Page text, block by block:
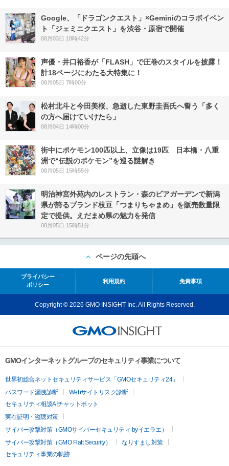
Google、「ドラゴンクエスト」×Geminiのコラボイベン
ト「ジェミニクエスト」を渋谷・原宿で開催
08月03日 18時42分
声優・井口裕香が「FLASH」で圧巻のスタイルを披露！
計18ページにわたる大特集に！
08月05日 7時00分
松村北斗と今田美桜、急逝した東野圭吾氏へ誓う「多く
の方へ届けていけたら」
08月04日 14時00分
街中にポケモン100匹以上、立像は19匹 日本橋・八重
洲で“伝説のポケモン”を巡る謎解き
08月05日 15時55分
明治神宮外苑内のレストラン・森のビアガーデンで新潟
県が誇るブランド枝豆「つまりちゃまめ」を販売数量限
定で提供。えだまめ県の魅力を発信
08月05日 15時51分
ページの先頭へ
プライバシー
ポリシー
利用規約 免責事項
Copyright © 2026 GMO INSIGHT Inc. All Rights Reserved.
GMOインターネットグループのセキュリティ事業について
世界初総合ネットセキュリティサービス「GMOセキュリティ24」
パスワード漏洩診断
Webサイトリスク診断
セキュリティ相談AIチャットボット
実在証明・盗聴対策
サイバー攻撃対策（GMOサイバーセキュリティ byイエラエ）
サイバー攻撃対策（GMO Flatt Security）
なりすまし対策
セキュリティ事業の軌跡